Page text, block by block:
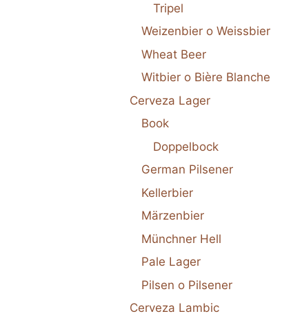
Tripel
Weizenbier o Weissbier
Wheat Beer
Witbier o Bière Blanche
Cerveza Lager
Book
Doppelbock
German Pilsener
Kellerbier
Märzenbier
Münchner Hell
Pale Lager
Pilsen o Pilsener
Cerveza Lambic